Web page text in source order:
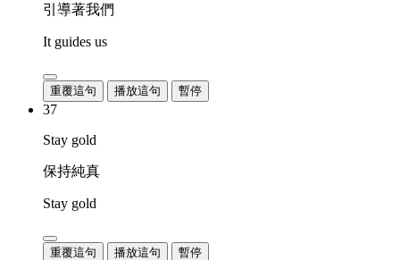
引導著我們
It guides us
重覆這句 播放這句 暫停
37
Stay gold
保持純真
Stay gold
重覆這句 播放這句 暫停